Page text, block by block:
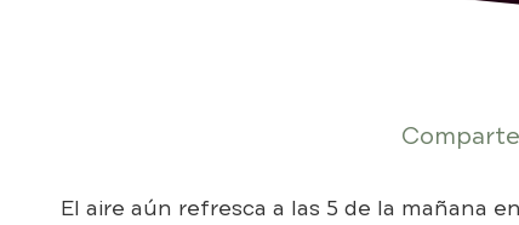
El aire aún refresca a las 5 de la mañana